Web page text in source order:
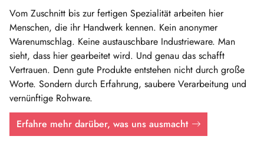
Vom Zuschnitt bis zur fertigen Spezialität arbeiten hier
Menschen, die ihr Handwerk kennen. Kein anonymer
Warenumschlag. Keine austauschbare Industrieware. Man
sieht, dass hier gearbeitet wird. Und genau das schafft
Vertrauen. Denn gute Produkte entstehen nicht durch große
Worte. Sondern durch Erfahrung, saubere Verarbeitung und
vernünftige Rohware.
Erfahre mehr darüber, was uns ausmacht